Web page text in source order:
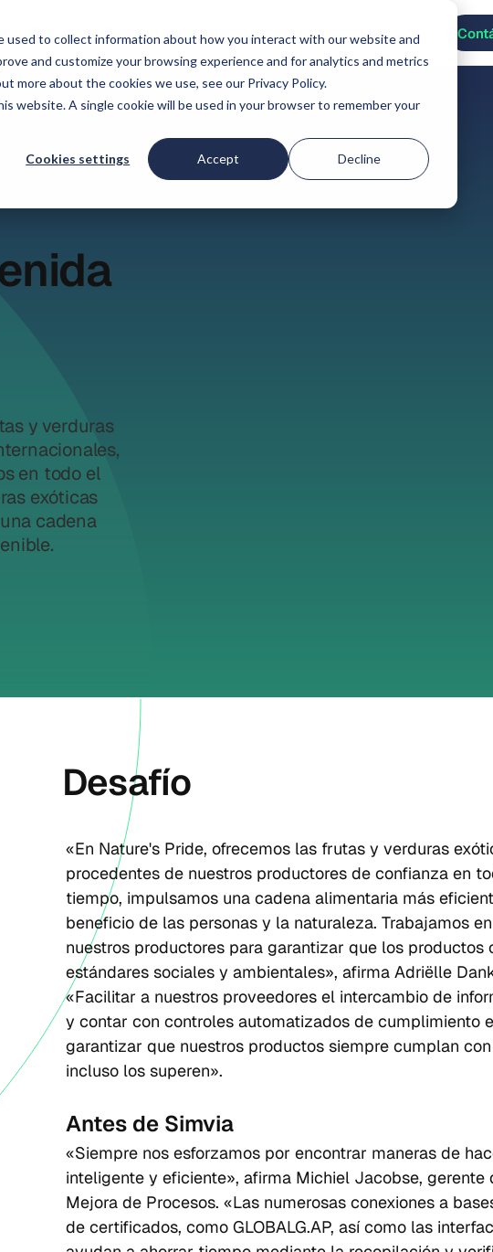
to collect information about how you interact with our website and
and customize your browsing experience and for analytics and metrics
more about the cookies we use, see our Privacy Policy.
website. A single cookie will be used in your browser to remember your
Cookies settings Accept Decline
Recursos Precios Compañía
y verduras
en todo el
exóticas
cadena
Desafío
«En Nature's Pride, ofrecemos las frutas y verduras
procedentes de nuestros productores de confianza en
tiempo, impulsamos una cadena alimentaria más
beneficio de las personas y la naturaleza. Trabajamos
nuestros productores para garantizar que los
estándares sociales y ambientales», afirma Adriëlle
«Facilitar a nuestros proveedores el intercambio de
y contar con controles automatizados de cumplimiento
garantizar que nuestros productos siempre cumplan
incluso los superen».
Antes de Simvia
«Siempre nos esforzamos por encontrar maneras de
inteligente y eficiente», afirma Michiel Jacobse, gerente
Mejora de Procesos. «Las numerosas conexiones a
de certificados, como GLOBALG.AP, así como las